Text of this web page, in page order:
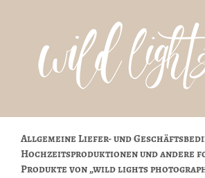
Allgemeine Liefer- und
Hochzeitsproduktionen und andere
Produkte von „wild lights